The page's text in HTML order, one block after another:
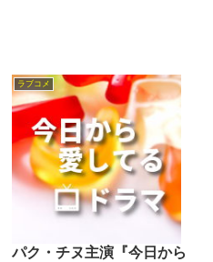
ラブコメ
パク・チヌ主演『今日から